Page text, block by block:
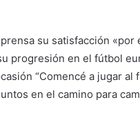
su satisfacción
progresión en el fútbol
“Comencé a jugar al
en el camino para